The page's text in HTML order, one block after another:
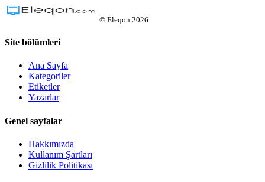
© Eleqon 2026
Site bölümleri
Ana Sayfa
Kategoriler
Etiketler
Yazarlar
Genel sayfalar
Hakkımızda
Kullanım Şartları
Gizlilik Politikası